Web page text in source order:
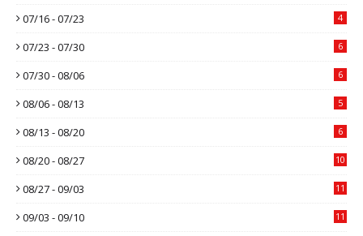
07/16 - 07/23 4
07/23 - 07/30 6
07/30 - 08/06 6
08/06 - 08/13 5
08/13 - 08/20 6
08/20 - 08/27 10
08/27 - 09/03 11
09/03 - 09/10 11